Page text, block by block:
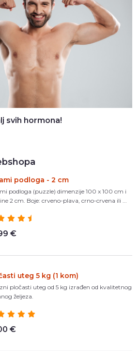
svih hormona!
podloga - 2 cm
podloga (puzzle) dimenzije 100 x 100 cm i
2 cm. Boje: crveno-plava, crno-crvena ili ...
€
uteg 5 kg (1 kom)
pločasti uteg od 5 kg izrađen od kvalitetnog
željeza.
€